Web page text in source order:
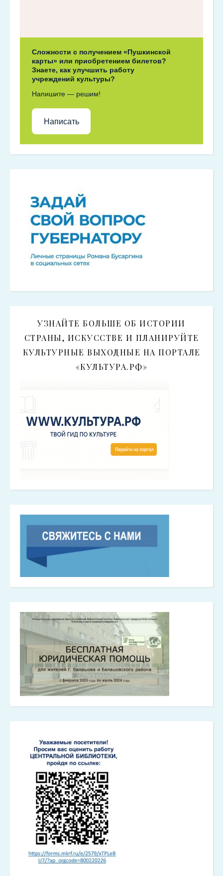
Сложности с получением «Пушкинской
карты» или приобретением билетов?
Знаете, как улучшить работу
учреждений культуры?
Напишите — решим!
Написать
УЗНАЙТЕ БОЛЬШЕ ОБ ИСТОРИИ
СТРАНЫ, ИСКУССТВЕ И ПЛАНИРУЙТЕ
КУЛЬТУРНЫЕ ВЫХОДНЫЕ НА ПОРТАЛЕ
«КУЛЬТУРА.РФ»